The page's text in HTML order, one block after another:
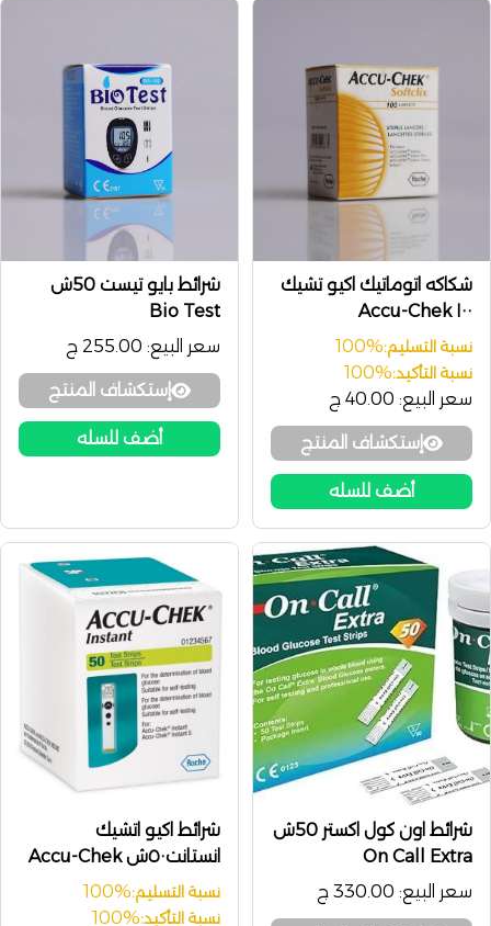
شكاكه اتوماتيك اكيو تشيك
١٠٠ Accu-Chek
نسبة التسليم:100%
نسبة التأكيد:100%
سعر البيع: 40.00 ج
إستكشاف المنتج
أضف للسله
شرائط بايو تيست 50ش
Bio Test
سعر البيع: 255.00 ج
إستكشاف المنتج
أضف للسله
شرائط اون كول اكستر 50ش
On Call Extra
سعر البيع: 330.00 ج
شرائط اكيو اتشيك
انستانت٥٠ش Accu-Chek
Instant
نسبة التسليم:100%
نسبة التأكيد:100%